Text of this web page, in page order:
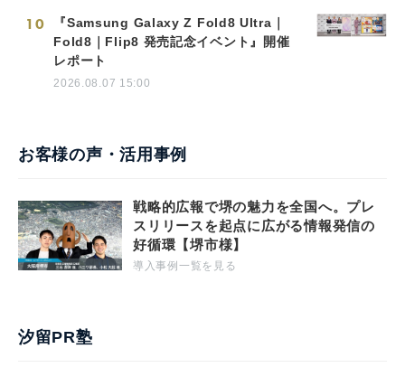
10
『Samsung Galaxy Z Fold8 Ultra｜
Fold8｜Flip8 発売記念イベント』開催
レポート
2026.08.07 15:00
お客様の声・活用事例
戦略的広報で堺の魅力を全国へ。プレ
スリリースを起点に広がる情報発信の
好循環【堺市様】
導入事例一覧を見る
汐留PR塾